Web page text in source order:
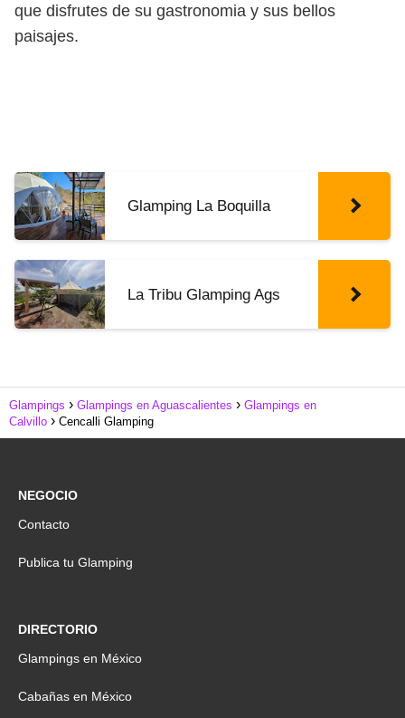
que disfrutes de su gastronomia y sus bellos
paisajes.
Glamping La Boquilla
La Tribu Glamping Ags
Glampings Glampings en Aguascalientes
Glampings en
Calvillo
Cencalli Glamping
NEGOCIO
Contacto
Publica tu Glamping
DIRECTORIO
Glampings en México
Cabañas en México